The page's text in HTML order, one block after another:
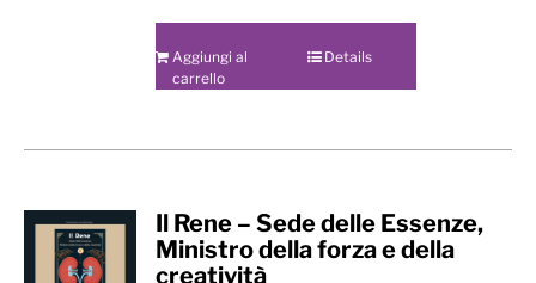
Aggiungi al
carrello
Details
Il Rene – Sede delle Essenze,
Ministro della forza e della
creatività